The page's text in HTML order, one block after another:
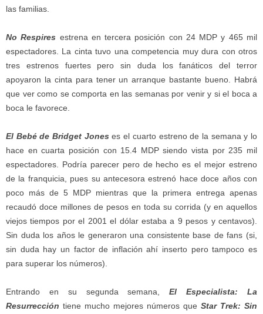
las familias.
No Respires estrena en tercera posición con 24 MDP y 465 mil
espectadores. La cinta tuvo una competencia muy dura con otros
tres estrenos fuertes pero sin duda los fanáticos del terror
apoyaron la cinta para tener un arranque bastante bueno. Habrá
que ver como se comporta en las semanas por venir y si el boca a
boca le favorece.
El Bebé de Bridget Joneses el cuarto estreno de la semana y lo
hace en cuarta posición con 15.4 MDP siendo vista por 235 mil
espectadores. Podría parecer pero de hecho es el mejor estreno
de la franquicia, pues su antecesora estrenó hace doce años con
poco más de 5 MDP mientras que la primera entrega apenas
recaudó doce millones de pesos en toda su corrida (y en aquellos
viejos tiempos por el 2001 el dólar estaba a 9 pesos y centavos).
Sin duda los años le generaron una consistente base de fans (si,
sin duda hay un factor de inflación ahí inserto pero tampoco es
para superar los números).
Entrando en su segunda semana,El Especialista: La
Resurrección tiene mucho mejores números que Star Trek: Sin